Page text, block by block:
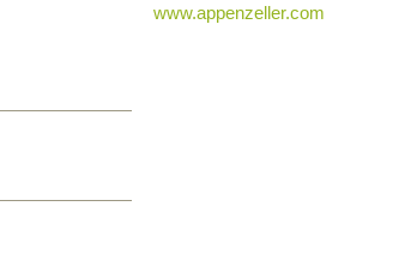
www.appenzeller.com